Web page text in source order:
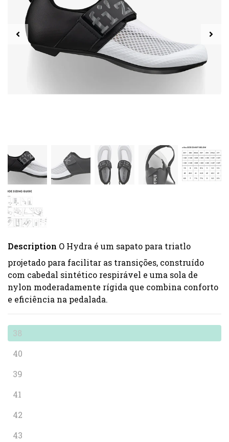
Description O Hydra é um sapato para triatlo
projetado para facilitar as transições, construído
com cabedal sintético respirável e uma sola de
nylon moderadamente rígida que combina conforto
e eficiência na pedalada.
38
40
39
41
42
43